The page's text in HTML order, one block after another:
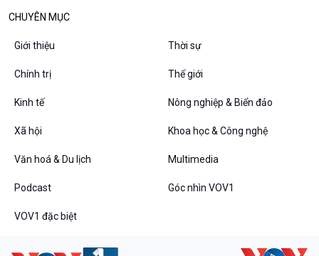
Thanh âm ký sự
Chân dung cuộc sống
CHUYÊN MỤC
Giới thiệu Thời sự
Chính trị Thế giới
Kinh tế Nông nghiệp & Biển đảo
Xã hội Khoa học & Công nghệ
Văn hoá & Du lịch Multimedia
Podcast Góc nhìn VOV1
VOV1 đặc biệt